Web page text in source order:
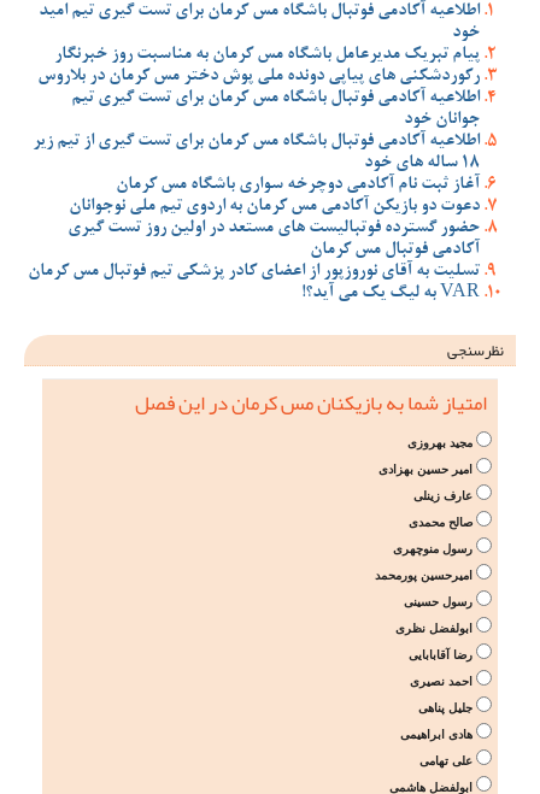
اطلاعیه آکادمی فوتبال باشگاه مس کرمان برای تست گیری تیم امید
خود
پیام تبریک مدیرعامل باشگاه مس کرمان به مناسبت روز خبرنگار
رکوردشکنی های پیاپی دونده ملی پوش دختر مس کرمان در بلاروس
اطلاعیه آکادمی فوتبال باشگاه مس کرمان برای تست گیری تیم
جوانان خود
اطلاعیه آکادمی فوتبال باشگاه مس کرمان برای تست گیری از تیم زیر
18 ساله های خود
آغاز ثبت نام آکادمی دوچرخه سواری باشگاه مس کرمان
دعوت دو بازیکن آکادمی مس کرمان به اردوی تیم ملی نوجوانان
حضور گسترده فوتبالیست های مستعد در اولین روز تست گیری
آکادمی فوتبال مس کرمان
تسلیت به آقای نوروزپور از اعضای کادر پزشکی تیم فوتبال مس کرمان
VAR به لیگ یک می آید؟!
نظرسنجی
امتیاز شما به بازیکنان مس کرمان در این فصل
مجید بهروزی
امیر حسین بهزادی
عارف زینلی
صالح محمدی
رسول منوچهری
امیرحسین پورمحمد
رسول حسینی
ابولفضل نظری
رضا آقابابایی
احمد نصیری
جلیل پناهی
هادی ابراهیمی
علی تهامی
ابولفضل هاشمی